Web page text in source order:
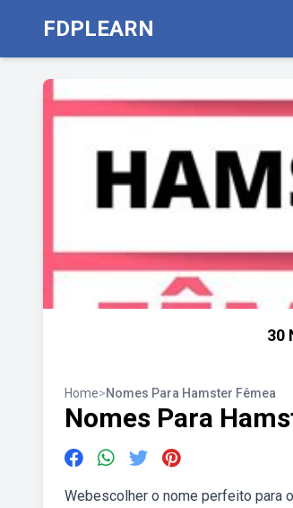
FDPLEARN
30
Home>Nomes Para Hamster Fêmea
Nomes Para
Webescolher o nome perfeito para